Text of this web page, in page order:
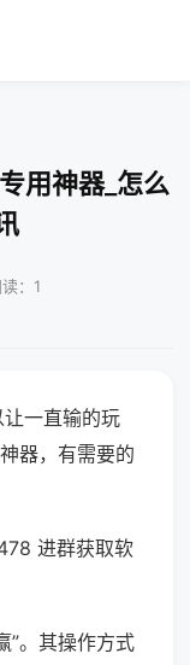
用神器_怎么
：1
一直输的玩
器，有需要的
进群获取软
”。其操作方式